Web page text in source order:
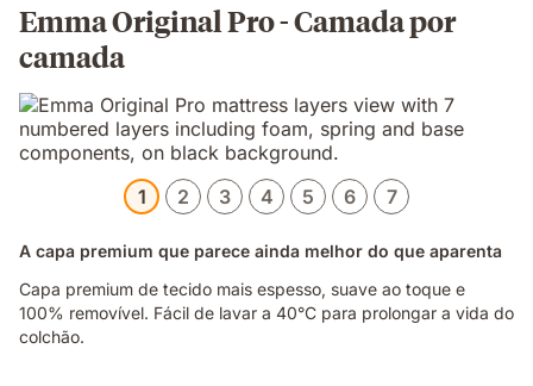
Emma Original Pro - Camada por
camada
1 2 3 4 5 6 7
A capa premium que parece ainda melhor do que aparenta
Capa premium de tecido mais espesso, suave ao toque e
100% removível. Fácil de lavar a 40°C para prolongar a vida do
colchão.